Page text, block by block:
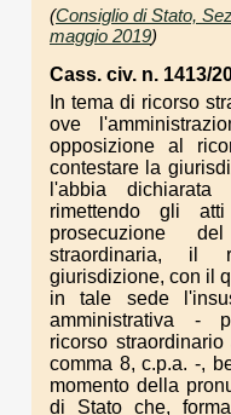
(Consiglio di Stato,
maggio 2019)
Cass. civ. n. 1413/
In tema di ricorso
ove
opposizione al
contestare la
l'abbia dichiarata
rimettendo gli
prosecuzione
straordinaria, il
giurisdizione, con il
in tale sede
amministrativa -
ricorso
comma 8, c.p.a. -,
momento della
di Stato che,